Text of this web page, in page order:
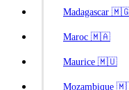
Madagascar
Maroc 🇲🇦
Maurice 🇲🇺
Mozambique